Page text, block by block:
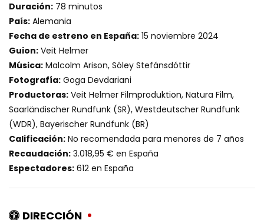
Duración: 78 minutos
País: Alemania
Fecha de estreno en España: 15 noviembre 2024
Guion: Veit Helmer
Música: Malcolm Arison, Sóley Stefánsdóttir
Fotografía: Goga Devdariani
Productoras: Veit Helmer Filmproduktion, Natura Film,
Saarländischer Rundfunk (SR), Westdeutscher Rundfunk
(WDR), Bayerischer Rundfunk (BR)
Calificación: No recomendada para menores de 7 años
Recaudación: 3.018,95 € en España
Espectadores: 612 en España
DIRECCIÓN